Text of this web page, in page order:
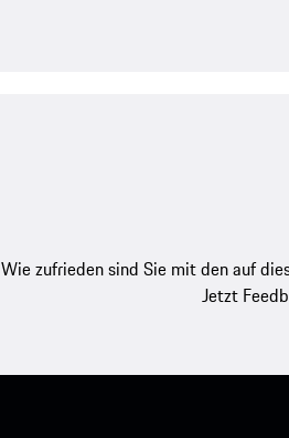
Wie zufrieden sind Sie mit den auf
Jetzt